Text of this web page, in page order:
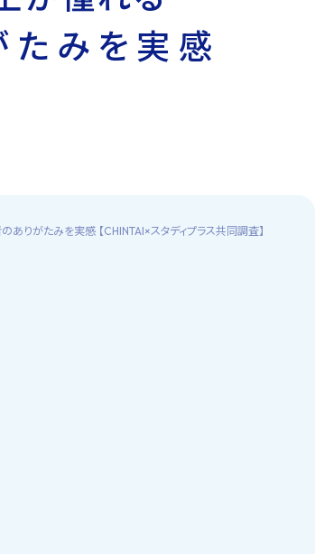
たみを実感
ありがたみを実感 【CHINTAI×スタディプラス共同調査】